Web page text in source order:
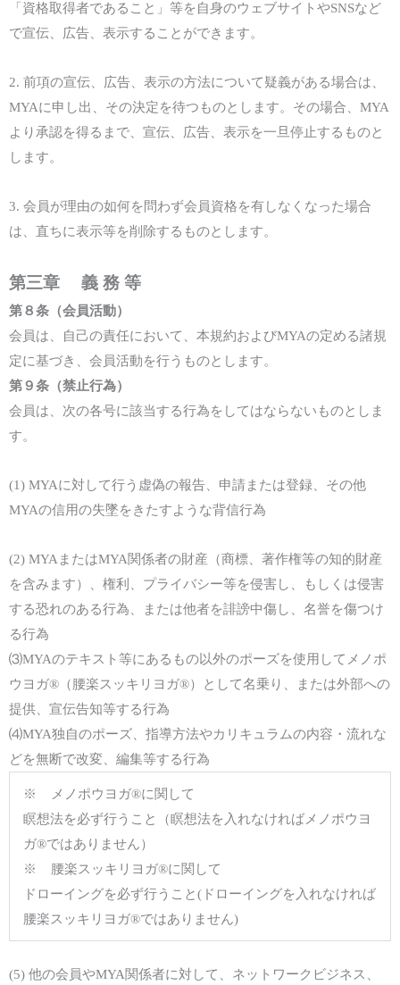
「 資格取得者であること 」 等を自身のウェブサイトやSNSなど
で宣伝、広告、表示することができます。
2. 前項の宣伝、広告、表示の方法について疑義がある場合は、
MYAに申し出、 その決定を待つものとします。その場合、 MYA
より 承認を得る まで、 宣伝、広告、表示を一旦停止するものと
します。
3. 会員が理由の如何を問わず会員資格を有しなくなった場合
は、直ちに表示等を削除するものとします。
第三章 義 務 等
第８条（会員活動）
会員は、自己の責任において、本規約およびMYAの定める諸規
定に基づき、会員活動を行うものとします。
第９条（禁止行為）
会員は、次の各号に該当する行為をしてはならないものとしま
す。
(1) MYAに対して行う虚偽の報告、申請または登録、その他
MYAの信用の失墜をきたすような背信行為
(2) MYAまたはMYA関係者の財産 （商標、著作権等の知的財産
を含みます） 、権利、プライバシー等を侵害し、もしくは侵害
する恐れのある行為、
または他者を誹謗中傷し、名誉を傷つけ
る行為
⑶MYAのテキスト等にあるもの以外のポーズを使用してメノポ
ウヨガ®️（腰楽スッキリヨガ®️）として名乗り、または外部への
提供、宣伝告知等する行為
⑷MYA独自のポーズ、指導方法やカリキュラムの内容・流れな
どを無断で改変、編集等する行為
※ メノポウヨガ®️に関して
瞑想法を必ず行うこと（瞑想法を入れなければメノポウヨ
ガ®️ではありません）
※ 腰楽スッキリヨガ®️に関して
ドローイングを必ず行うこと(ドローイングを入れなければ
腰楽スッキリヨガ®️ではありません)
(5) 他の会員やMYA関係者に対して、 ネットワークビジネス、